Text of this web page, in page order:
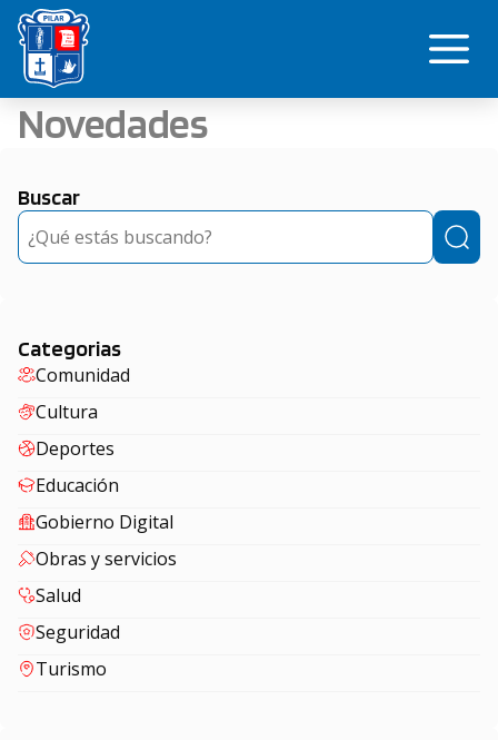
Saltar
contenido
Novedades
Buscar
Buscar
Categorias
Comunidad
Cultura
Deportes
Educación
Gobierno Digital
Obras y servicios
Salud
Seguridad
Turismo